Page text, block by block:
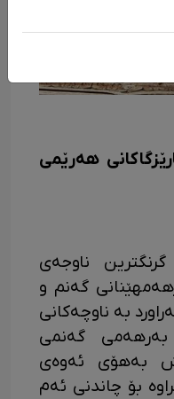
هەرێمی
ناوجەی
گەنم و
ساڵانی ٢٠١٠-٢٠٢٠ بەراورد بە ناوچەکانی
بەرهەمی گەنمی
بەهۆی ئەوەی
بۆ چاندنی ئەم